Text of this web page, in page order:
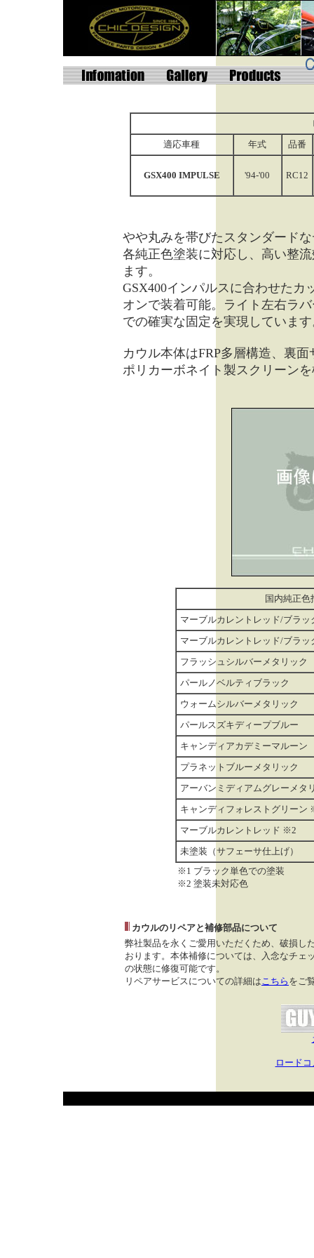
適応車種
年式 品番
GSX400 IMPULSE '94-'00 RC12
やや丸みを帯びたスタンダード
各純正色塗装に対応し、高い整
ます。
GSX400インパルスに合わせた
オンで装着可能。ライト左右ラ
での確実な固定を実現していま
カウル本体はFRP多層構造、裏
ポリカーボネイト製スクリーン
国内純正色
マーブルカレントレッド/ブラ
マーブルカレントレッド/ブラ
フラッシュシルバーメタリック
パールノベルティブラック
ウォームシルバーメタリック
パールスズキディープブルー
キャンディアカデミーマルーン
プラネットブルーメタリック
アーバンミディアムグレーメタ
キャンディフォレストグリーン
マーブルカレントレッド ※2
未塗装（サフェーサ仕上げ）
※1 ブラック単色での塗装
※2 塗装未対応色
カウルのリペアと補修部品について
弊社製品を永くご愛用いただくため、破損し
おります。本体補修については、入念なチェ
の状態に修復可能です。
リペアサービスについての詳細はこちら をご
ロード